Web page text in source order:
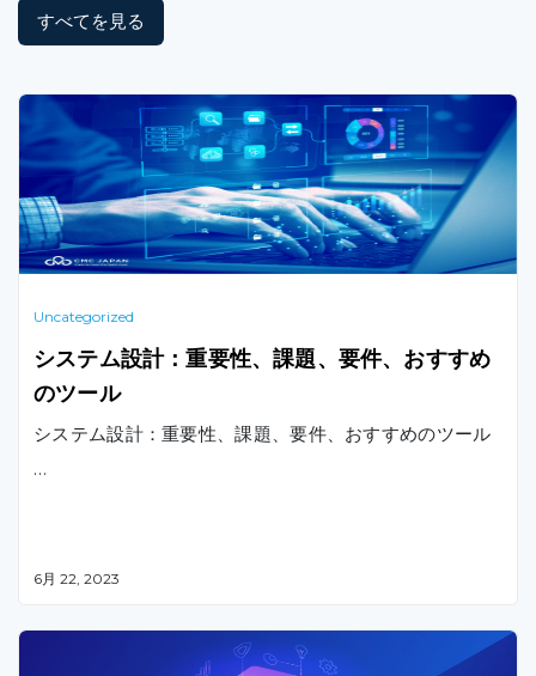
すべてを見る
Uncategorized
システム設計：重要性、課題、要件、おすすめ
のツール
システム設計：重要性、課題、要件、おすすめのツール
…
6月 22, 2023